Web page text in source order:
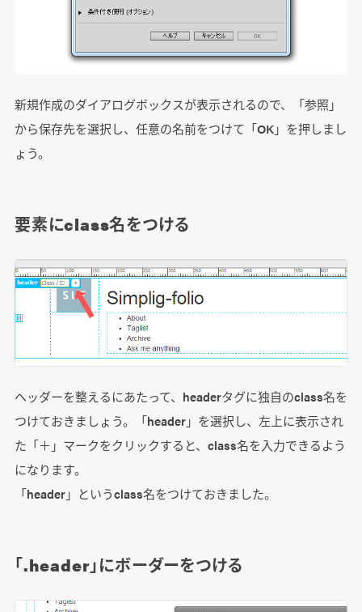
新規作成のダイアログボックスが表示されるので、「参照」
から保存先を選択し、任意の名前をつけて「OK」を押しまし
ょう。
要素にclass名をつける
ヘッダーを整えるにあたって、headerタグに独自のclass名を
つけておきましょう。「header」を選択し、左上に表示され
た「＋」マークをクリックすると、class名を入力できるよう
になります。
「header」というclass名をつけておきました。
「.header」にボーダーをつける